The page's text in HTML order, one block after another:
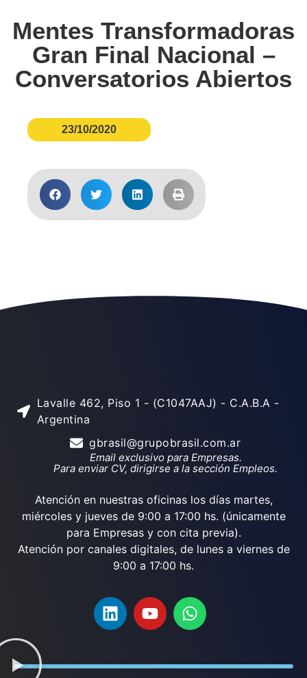
Mentes Transformadoras
Gran Final Nacional –
Conversatorios Abiertos
23/10/2020
Lavalle 462, Piso 1 - (C1047AAJ) - C.A.B.A -
Argentina
gbrasil@grupobrasil.com.ar
Email exclusivo para Empresas.
Para enviar CV, dirigirse a la sección Empleos.
Atención en nuestras oficinas los días martes,
miércoles y jueves de 9:00 a 17:00 hs. (únicamente
para Empresas y con cita previa).
Atención por canales digitales, de lunes a viernes de
9:00 a 17:00 hs.